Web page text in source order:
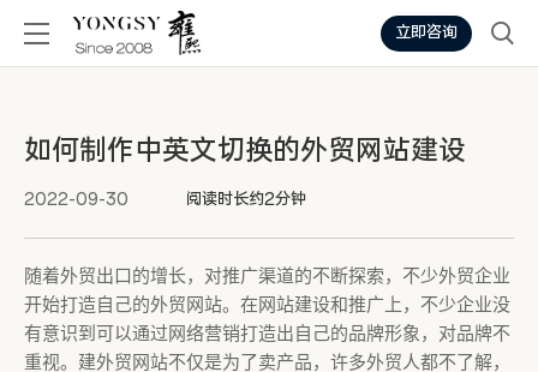
立即咨询
如何制作中英文切换的外贸网站建设
2022-09-30 阅读时长约2分钟
随着外贸出口的增长，对推广渠道的不断探索，不少外贸企业
开始打造自己的外贸网站。在网站建设和推广上，不少企业没
有意识到可以通过网络营销打造出自己的品牌形象，对品牌不
重视。建外贸网站不仅是为了卖产品，许多外贸人都不了解，